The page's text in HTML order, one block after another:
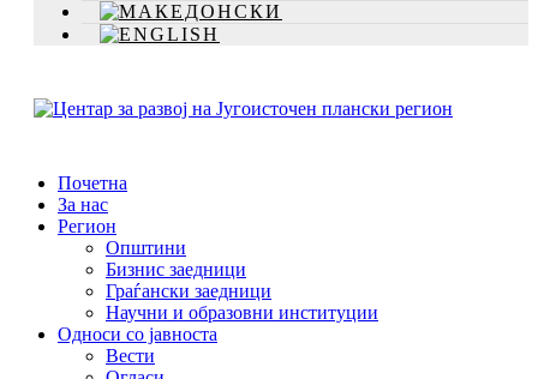
Почетна
За нас
Регион
Општини
Бизнис заедници
Граѓански заедници
Научни и образовни институции
Односи со јавноста
Вести